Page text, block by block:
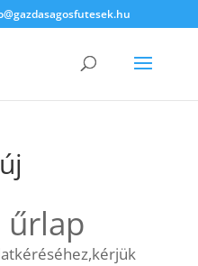
űrlap